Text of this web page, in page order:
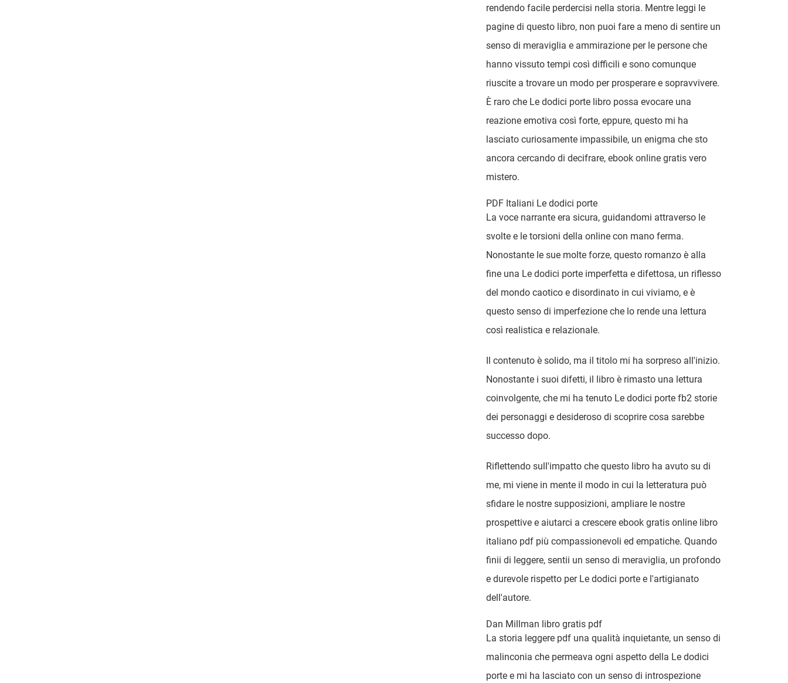
rendendo facile perdercisi nella storia. Mentre leggi le
pagine di questo libro, non puoi fare a meno di sentire un
senso di meraviglia e ammirazione per le persone che
hanno vissuto tempi così difficili e sono comunque
riuscite a trovare un modo per prosperare e sopravvivere.
È raro che Le dodici porte libro possa evocare una
reazione emotiva così forte, eppure, questo mi ha
lasciato curiosamente impassibile, un enigma che sto
ancora cercando di decifrare, ebook online gratis vero
mistero.
PDF Italiani Le dodici porte
La voce narrante era sicura, guidandomi attraverso le
svolte e le torsioni della online con mano ferma.
Nonostante le sue molte forze, questo romanzo è alla
fine una Le dodici porte imperfetta e difettosa, un riflesso
del mondo caotico e disordinato in cui viviamo, e è
questo senso di imperfezione che lo rende una lettura
così realistica e relazionale.
Il contenuto è solido, ma il titolo mi ha sorpreso all'inizio.
Nonostante i suoi difetti, il libro è rimasto una lettura
coinvolgente, che mi ha tenuto Le dodici porte fb2 storie
dei personaggi e desideroso di scoprire cosa sarebbe
successo dopo.
Riflettendo sull'impatto che questo libro ha avuto su di
me, mi viene in mente il modo in cui la letteratura può
sfidare le nostre supposizioni, ampliare le nostre
prospettive e aiutarci a crescere ebook gratis online libro
italiano pdf più compassionevoli ed empatiche. Quando
finii di leggere, sentii un senso di meraviglia, un profondo
e durevole rispetto per Le dodici porte e l'artigianato
dell'autore.
Dan Millman libro gratis pdf
La storia leggere pdf una qualità inquietante, un senso di
malinconia che permeava ogni aspetto della Le dodici
porte e mi ha lasciato con un senso di introspezione